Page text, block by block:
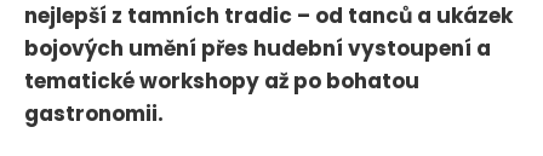
nejlepší z tamních tradic – od tanců a ukázek
bojových umění přes hudební vystoupení a
tematické workshopy až po bohatou
gastronomii.